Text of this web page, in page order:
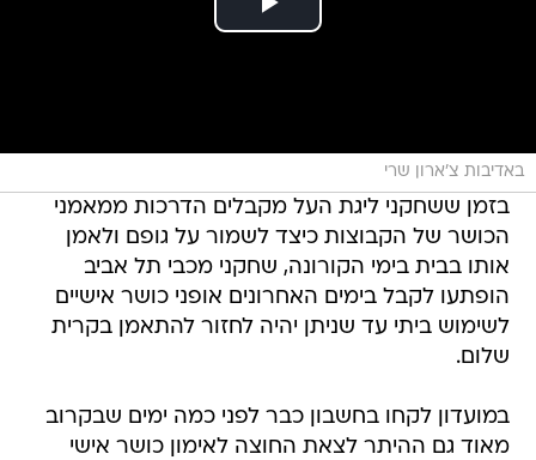
באדיבות צ'ארון שרי
בזמן ששחקני ליגת העל מקבלים הדרכות ממאמני
הכושר של הקבוצות כיצד לשמור על גופם ולאמן
אותו בבית בימי הקורונה, שחקני מכבי תל אביב
הופתעו לקבל בימים האחרונים אופני כושר אישיים
לשימוש ביתי עד שניתן יהיה לחזור להתאמן בקרית
שלום.
במועדון לקחו בחשבון כבר לפני כמה ימים שבקרוב
מאוד גם ההיתר לצאת החוצה לאימון כושר אישי